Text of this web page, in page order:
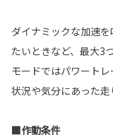
ダイナミックな加速
たいときなど、最大3
モードではパワートレ
状況や気分にあった走
■作動条件